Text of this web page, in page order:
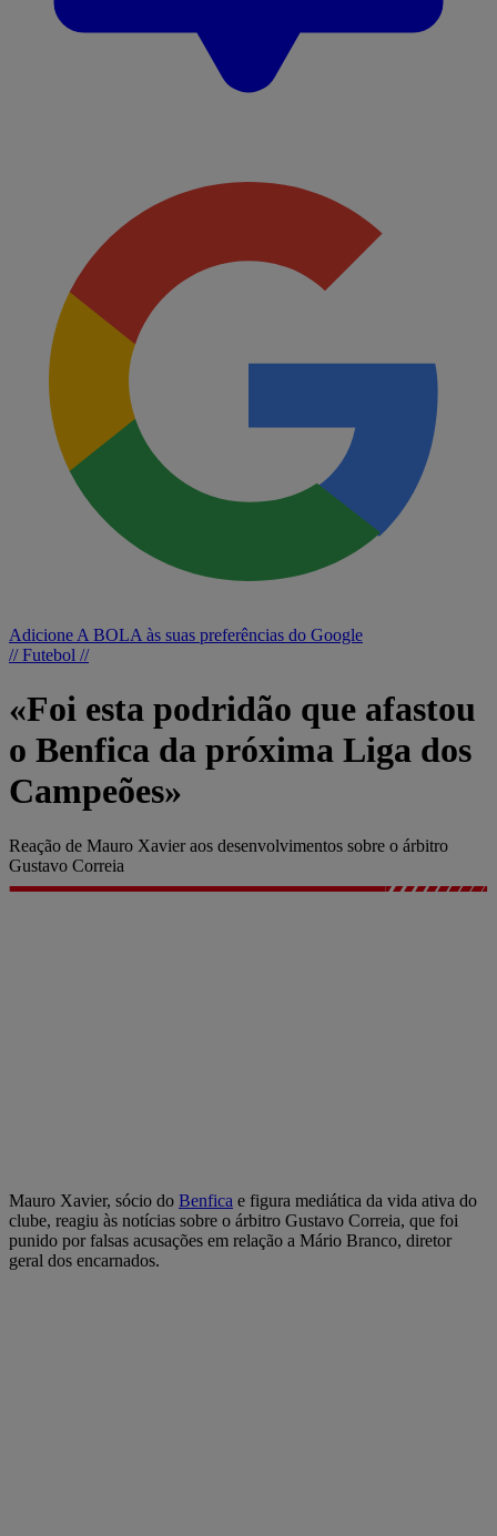
Adicione A BOLA às suas preferências do Google
// Futebol //
«Foi esta podridão que afastou
o Benfica da próxima Liga dos
Campeões»
Reação de Mauro Xavier aos desenvolvimentos sobre o árbitro
Gustavo Correia
Mauro Xavier, sócio do Benfica e figura mediática da vida ativa do
clube, reagiu às notícias sobre o árbitro Gustavo Correia, que foi
punido por falsas acusações em relação a Mário Branco, diretor
geral dos encarnados.